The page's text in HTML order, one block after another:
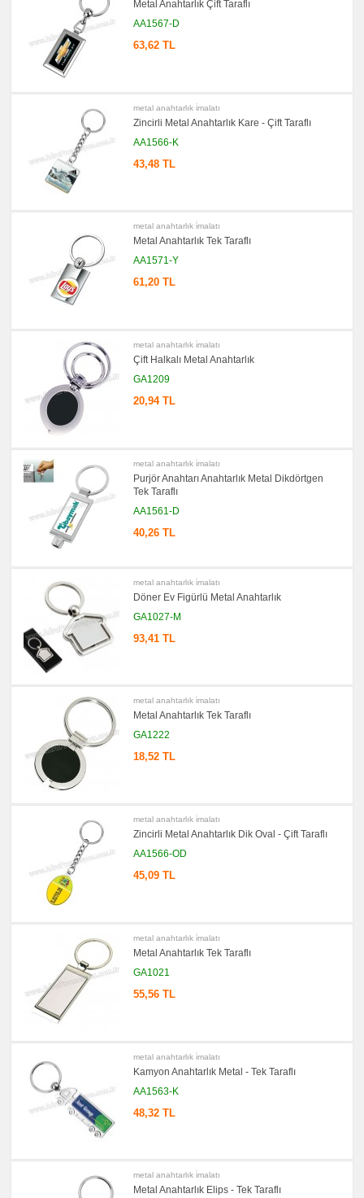
Metal Anahtarlık Çift Taraflı
AA1567-D
63,62 TL
metal anahtarlık i̇malatı
Zincirli Metal Anahtarlık Kare - Çift Taraflı
AA1566-K
43,48 TL
metal anahtarlık i̇malatı
Metal Anahtarlık Tek Taraflı
AA1571-Y
61,20 TL
metal anahtarlık i̇malatı
Çift Halkalı Metal Anahtarlık
GA1209
20,94 TL
metal anahtarlık i̇malatı
Purjör Anahtarı Anahtarlık Metal Dikdörtgen
Tek Taraflı
AA1561-D
40,26 TL
metal anahtarlık i̇malatı
Döner Ev Figürlü Metal Anahtarlık
GA1027-M
93,41 TL
metal anahtarlık i̇malatı
Metal Anahtarlık Tek Taraflı
GA1222
18,52 TL
metal anahtarlık i̇malatı
Zincirli Metal Anahtarlık Dik Oval - Çift Taraflı
AA1566-OD
45,09 TL
metal anahtarlık i̇malatı
Metal Anahtarlık Tek Taraflı
GA1021
55,56 TL
metal anahtarlık i̇malatı
Kamyon Anahtarlık Metal - Tek Taraflı
AA1563-K
48,32 TL
metal anahtarlık i̇malatı
Metal Anahtarlık Elips - Tek Taraflı
promosyon
Masa
Çanta
Askısı
promosyon
Kablosu
promosyon
Bellek
promosyon
Saat
promosyon
Kalem
promosyon
Kalemlik
promosyon
Radyo
promosyon
Takvim
&
Bloknot
promosyon
Bardak
Para
Tabağı
promosyon
Evrak
Çantası
&
Sekreter
Bloknot
Seti
&
Sümen
Takımı
promosyon
Yapışkan
Notluk
Seti
Tutucu
promosyon
Bilgisayar
Aksesuarları
promosyon
Diğer
Ürünler